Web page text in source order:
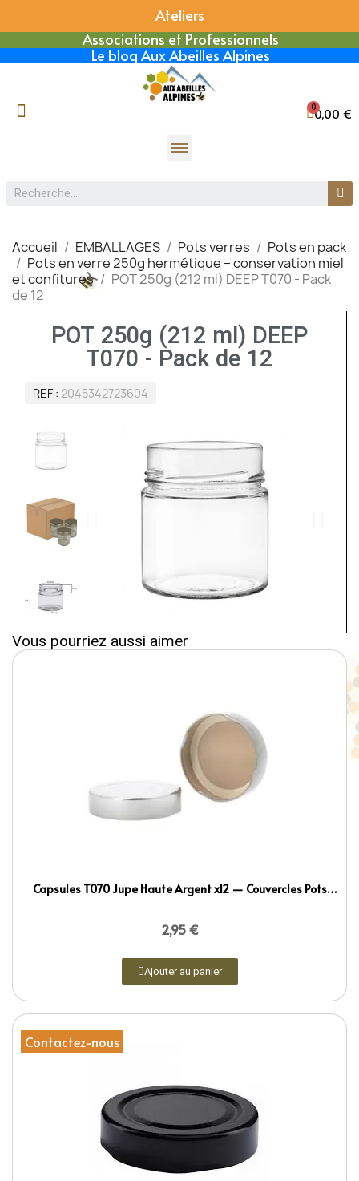
Ateliers
Associations et Professionnels
Le blog Aux Abeilles Alpines
0,00 €
Accueil EMBALLAGES Pots verres
Pots en pack
Pots en verre 250g hermétique – conservation miel
et confitures
POT 250g (212 ml) DEEP T070 - Pack
de 12
POT 250g (212 ml) DEEP
T070 - Pack de 12
REF 2045342723604
Vous pourriez aussi aimer
Capsules T070 Jupe Haute Argent x12 — Couvercles Pots
2,95 €
Ajouter au panier
Contactez-nous